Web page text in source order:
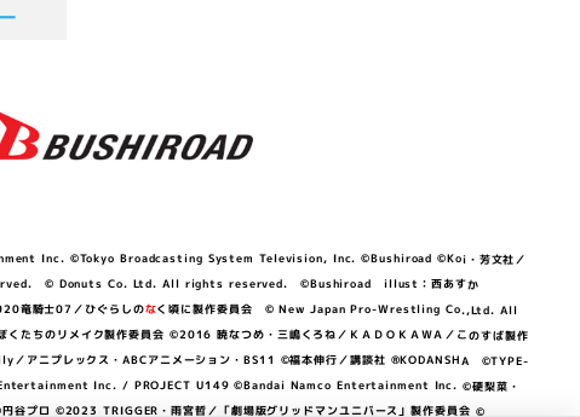
Inc. ©Tokyo Broadcasting System Television, Inc. ©Bushiroad ©Koi・芳文社／
© Donuts Co. Ltd. All rights reserved. ©Bushiroad illust：西あすか
竜騎士07／ひぐらしのなく頃に製作委員会 © New Japan Pro-Wrestling Co.,Ltd. All
リメイク製作委員会 ©2016 暁なつめ・三嶋くろね／ＫＡＤＯＫＡＷＡ／このすば製作
ニプレックス・ABCアニメーション・BS11 ©福本伸行／講談社 ®KODANSHA ©TYPE-
Entertainment Inc. / PROJECT U149 ©Bandai Namco Entertainment Inc. ©硬梨菜・
谷プロ ©2023 TRIGGER・雨宮哲／「劇場版グリッドマンユニバース」製作委員会 ©